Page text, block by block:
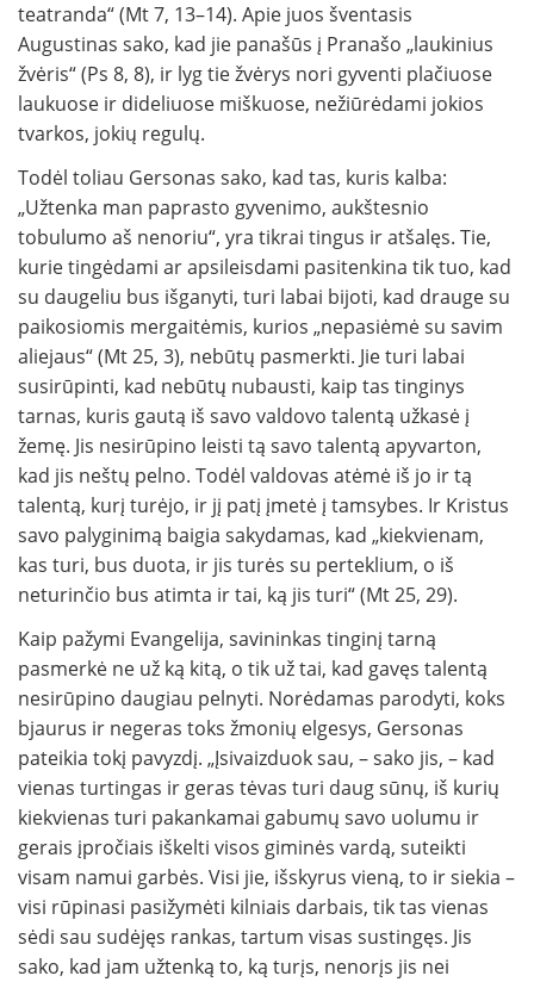
teatranda“ (Mt 7, 13–14). Apie juos šventasis
Augustinas sako, kad jie panašūs į Pranašo „laukinius
žvėris“ (Ps 8, 8), ir lyg tie žvėrys nori gyventi pla­čiuose
laukuose ir dideliuose miškuose, nežiūrė­dami jokios
tvarkos, jokių regulų.
Todėl toliau Gersonas sako, kad tas, ku­ris kalba:
„Užtenka man paprasto gyvenimo, aukštesnio
tobulumo aš nenoriu“, yra tikrai tin­gus ir atšalęs. Tie,
kurie tingėdami ar apsileisdami pasitenkina tik tuo, kad
su daugeliu bus išganyti, turi labai bijoti, kad drauge su
paiko­siomis mergaitėmis, kurios „nepasiėmė su savim
aliejaus“ (Mt 25, 3), nebūtų pasmerkti. Jie turi labai
susirūpinti, kad nebūtų nubausti, kaip tas tinginys
tarnas, kuris gautą iš savo valdovo ta­lentą užkasė į
žemę. Jis nesirūpino leisti tą savo talentą apyvarton,
kad jis neštų pelno. Todėl val­dovas atėmė iš jo ir tą
talentą, kurį turėjo, ir jį patį įmetė į tamsybes. Ir Kristus
savo palyginimą baigia sakydamas, kad „kiekvienam,
kas turi, bus duota, ir jis turės su perteklium, o iš
neturinčio bus atimta ir tai, ką jis turi“ (Mt 25, 29).
Kaip pažymi Evangelija, savininkas tinginį tarną
pasmerkė ne už ką kitą, o tik už tai, kad gavęs talentą
nesirūpino daugiau pel­nyti. Norėdamas parodyti, koks
bjaurus ir negeras toks žmonių elgesys, Gersonas
pateikia tokį pavyzdį. „Įsivaizduok sau, – sako jis, – kad
vienas turtingas ir geras tėvas turi daug sūnų, iš kurių
kiekvienas turi pakankamai gabumų savo uolumu ir
gerais įpročiais iškelti visos giminės vardą, suteikti
visam namui garbės. Visi jie, iš­skyrus vieną, to ir siekia –
visi rūpinasi pa­sižymėti kilniais darbais, tik tas vienas
sėdi sau sudėjęs rankas, tartum visas sustingęs. Jis
sako, kad jam užtenką to, ką turįs, nenorįs jis nei